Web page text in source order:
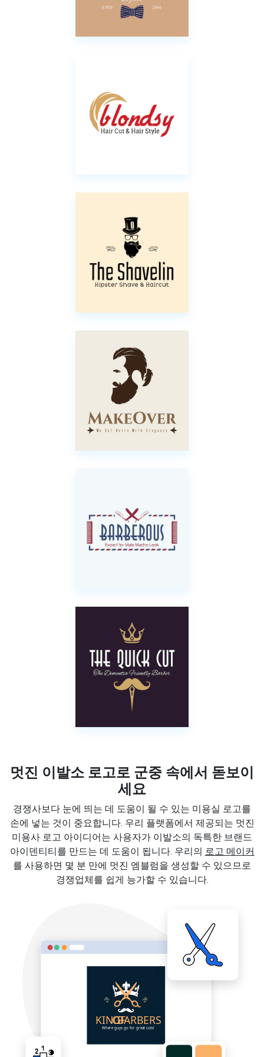
멋진 이발소 로고로 군중 속에서 돋보이
세요
경쟁사보다 눈에 띄는 데 도움이 될 수 있는 미용실 로고를
손에 넣는 것이 중요합니다. 우리 플랫폼에서 제공되는 멋진
미용사 로고 아이디어는 사용자가 이발소의 독특한 브랜드
아이덴티티를 만드는 데 도움이 됩니다. 우리의 로고 메이커
를 사용하면 몇 분 만에 멋진 엠블럼을 생성할 수 있으므로
경쟁업체를 쉽게 능가할 수 있습니다.